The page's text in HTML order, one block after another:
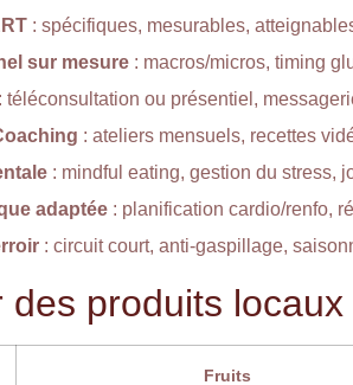
: spécifiques, mesurables,
sur mesure : macros/micros, timing
: téléconsultation ou présentiel,
: ateliers mensuels, recettes
: mindful eating, gestion du stress,
adaptée : planification cardio/renfo,
: circuit court, anti-gaspillage,
des produits
Fruits